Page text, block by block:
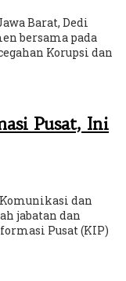
Barat, Dedi
bersama pada
Korupsi dan
Pusat, Ini
dan
jabatan dan
Pusat (KIP)